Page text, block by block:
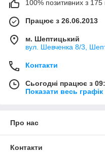
100% позитивних з 175
Працює з 26.06.2013
м. Шептицький
вул. Шевченка 8/3,
Контакти
Сьогодні працює з
Показати весь
Про нас
Контакти